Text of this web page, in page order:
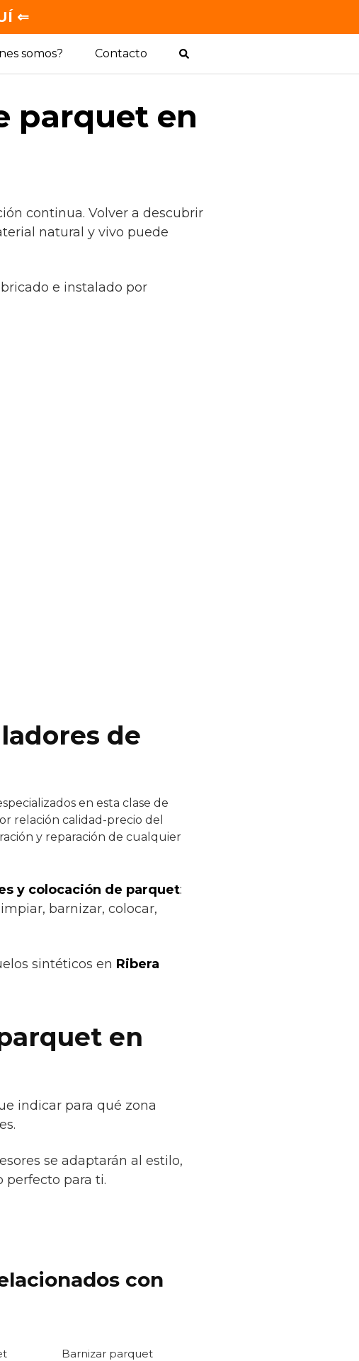
somos? Contacto
parquet en
continua. Volver a descubrir
natural y vivo puede
e instalado por
de
en esta clase de
relación calidad-precio del
y reparación de cualquier
y colocación de parquet:
barnizar, colocar,
sintéticos en Ribera
en
indicar para qué zona
se adaptarán al estilo,
perfecto para ti.
con
Barnizar parquet
⇐